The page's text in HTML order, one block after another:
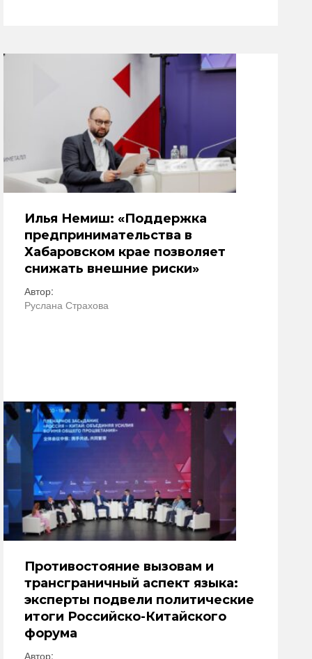
Илья Немиш: «Поддержка
предпринимательства в
Хабаровском крае позволяет
снижать внешние риски»
Автор:
Руслана Страхова
Противостояние вызовам и
трансграничный аспект языка:
эксперты подвели политические
итоги Российско-Китайского
форума
Автор: